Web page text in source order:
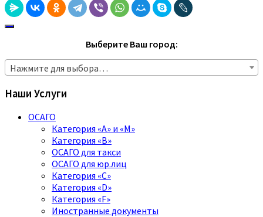
Выберите Ваш город:
Нажмите для выбора…
Наши Услуги
ОСАГО
Категория «A» и «M»
Категория «B»
ОСАГО для такси
ОСАГО для юр.лиц
Категория «C»
Категория «D»
Категория «F»
Иностранные документы